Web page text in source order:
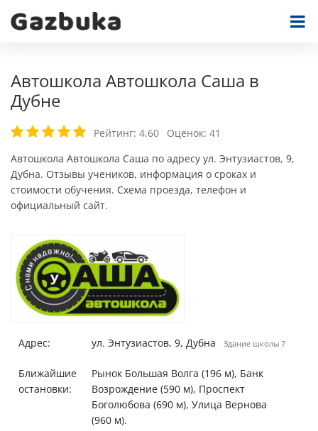
Автошкола Автошкола Саша в
Дубне
Рейтинг: 4.60 Оценок: 41
Автошкола Автошкола Саша по адресу ул. Энтузиастов, 9,
Дубна. Отзывы учеников, информация о сроках и
стоимости обучения. Схема проезда, телефон и
официальный сайт.
Адрес: ул. Энтузиастов, 9, Дубна Здание школы 7
Ближайшие
остановки:
Рынок Большая Волга (196 м), Банк
Возрождение (590 м), Проспект
Боголюбова (690 м), Улица Вернова
(960 м).